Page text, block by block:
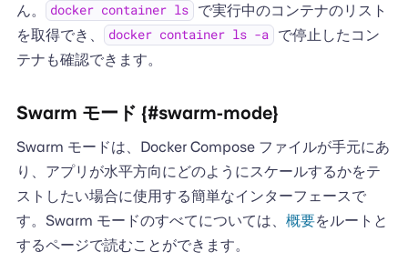
ん。
docker container ls
で実行中のコンテナのリスト
を取得でき、
docker container ls -a
で停止したコン
テナも確認できます。
Swarm モード {#swarm-mode}
Swarm モードは、Docker Compose ファイルが手元にあ
り、アプリが水平方向にどのようにスケールするかをテ
ストしたい場合に使用する簡単なインターフェースで
す。Swarm モードのすべてについては、 概要をルートと
するページで読むことができます。